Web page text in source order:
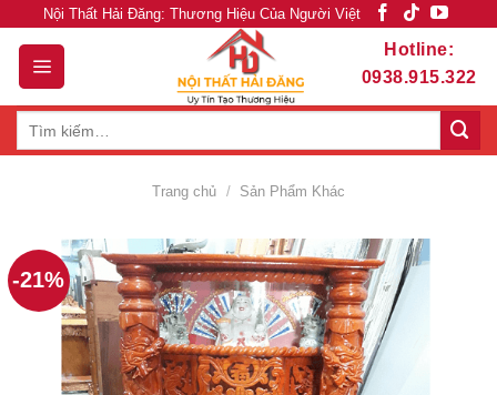
content
Nội Thất Hải Đăng: Thương Hiệu Của Người Việt
Hotline:
0938.915.322
Trang chủ / Sản Phẩm Khác
-21%